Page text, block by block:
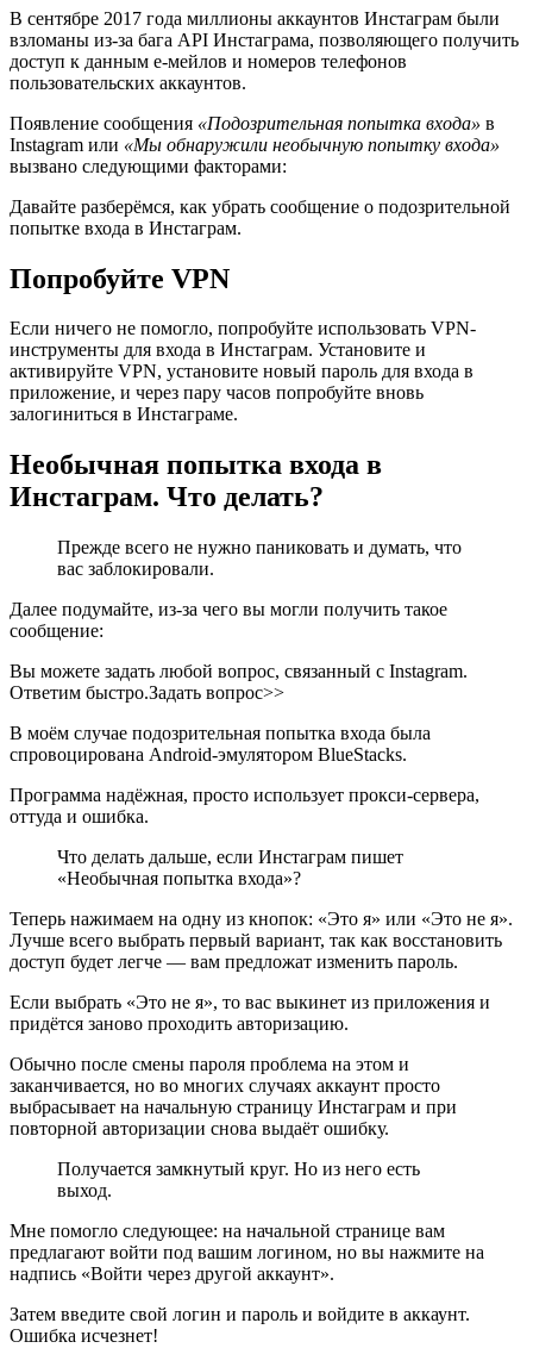
В сентябре 2017 года миллионы аккаунтов Инстаграм были
взломаны из-за бага API Инстаграма, позволяющего получить
доступ к данным е-мейлов и номеров телефонов
пользовательских аккаунтов.
Появление сообщения «Подозрительная попытка входа» в
Instagram или «Мы обнаружили необычную попытку входа»
вызвано следующими факторами:
Давайте разберёмся, как убрать сообщение о подозрительной
попытке входа в Инстаграм.
Попробуйте VPN
Если ничего не помогло, попробуйте использовать VPN-
инструменты для входа в Инстаграм. Установите и
активируйте VPN, установите новый пароль для входа в
приложение, и через пару часов попробуйте вновь
залогиниться в Инстаграме.
Необычная попытка входа в
Инстаграм. Что делать?
Прежде всего не нужно паниковать и думать, что
вас заблокировали.
Далее подумайте, из-за чего вы могли получить такое
сообщение:
Вы можете задать любой вопрос, связанный с Instagram.
Ответим быстро.Задать вопрос>>
В моём случае подозрительная попытка входа была
спровоцирована Android-эмулятором BlueStacks.
Программа надёжная, просто использует прокси-сервера,
оттуда и ошибка.
Что делать дальше, если Инстаграм пишет
«Необычная попытка входа»?
Теперь нажимаем на одну из кнопок: «Это я» или «Это не я».
Лучше всего выбрать первый вариант, так как восстановить
доступ будет легче — вам предложат изменить пароль.
Если выбрать «Это не я», то вас выкинет из приложения и
придётся заново проходить авторизацию.
Обычно после смены пароля проблема на этом и
заканчивается, но во многих случаях аккаунт просто
выбрасывает на начальную страницу Инстаграм и при
повторной авторизации снова выдаёт ошибку.
Получается замкнутый круг. Но из него есть
выход.
Мне помогло следующее: на начальной странице вам
предлагают войти под вашим логином, но вы нажмите на
надпись «Войти через другой аккаунт».
Затем введите свой логин и пароль и войдите в аккаунт.
Ошибка исчезнет!